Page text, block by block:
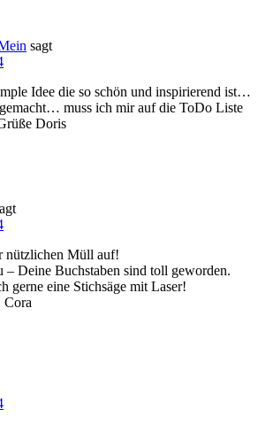
sagt
Idee die so schön und inspirierend ist…
muss ich mir auf die ToDo Liste
Doris
nützlichen Müll auf!
– Deine Buchstaben sind toll geworden.
gerne eine Stichsäge mit Laser!
Cora